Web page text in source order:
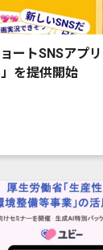
ートSNSアプ
を提供開始